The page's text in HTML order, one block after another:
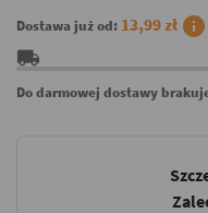
Dostawa już od: 13,99 zł info
local_shipping
Do darmowej dostawy